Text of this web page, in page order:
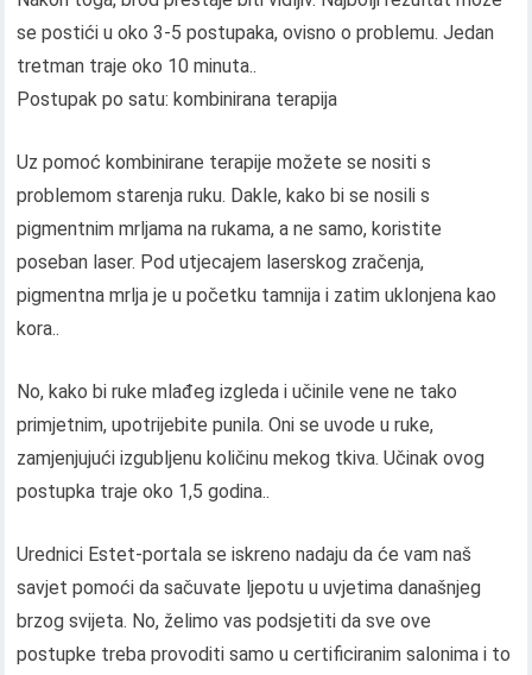
se postići u oko 3-5 postupaka, ovisno o problemu. Jedan
tretman traje oko 10 minuta..
Postupak po satu: kombinirana terapija
Uz pomoć kombinirane terapije možete se nositi s
problemom starenja ruku. Dakle, kako bi se nosili s
pigmentnim mrljama na rukama, a ne samo, koristite
poseban laser. Pod utjecajem laserskog zračenja,
pigmentna mrlja je u početku tamnija i zatim uklonjena kao
kora..
No, kako bi ruke mlađeg izgleda i učinile vene ne tako
primjetnim, upotrijebite punila. Oni se uvode u ruke,
zamjenjujući izgubljenu količinu mekog tkiva. Učinak ovog
postupka traje oko 1,5 godina..
Urednici Estet-portala se iskreno nadaju da će vam naš
savjet pomoći da sačuvate ljepotu u uvjetima današnjeg
brzog svijeta. No, želimo vas podsjetiti da sve ove
postupke treba provoditi samo u certificiranim salonima i to